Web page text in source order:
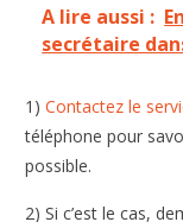
A lire aussi :
secrétaire
1)Contactez le
téléphone pour
possible.
2) Si c’est le cas,